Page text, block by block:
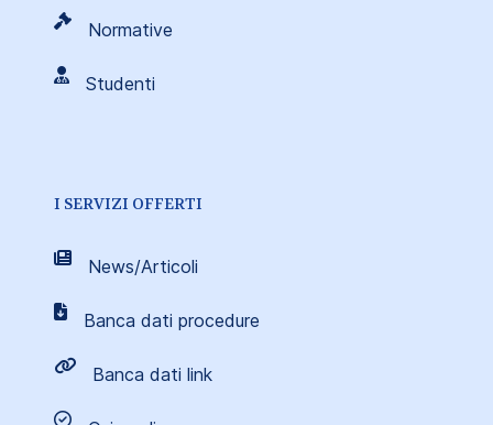
Normative
Studenti
I SERVIZI OFFERTI
News/Articoli
Banca dati procedure
Banca dati link